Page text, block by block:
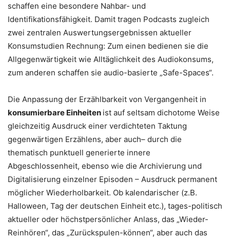
schaffen eine besondere Nahbar- und
Identifikationsfähigkeit. Damit tragen Podcasts zugleich
zwei zentralen Auswertungsergebnissen aktueller
Konsumstudien Rechnung: Zum einen bedienen sie die
Allgegenwärtigkeit wie Alltäglichkeit des Audiokonsums,
zum anderen schaffen sie audio-basierte „Safe-Spaces“.
Die Anpassung der Erzählbarkeit von Vergangenheit in
konsumierbare Einheiten ist auf seltsam dichotome Weise
gleichzeitig Ausdruck einer verdichteten Taktung
gegenwärtigen Erzählens, aber auch– durch die
thematisch punktuell generierte innere
Abgeschlossenheit, ebenso wie die Archivierung und
Digitalisierung einzelner Episoden – Ausdruck permanent
möglicher Wiederholbarkeit. Ob kalendarischer (z.B.
Halloween, Tag der deutschen Einheit etc.), tages-politisch
aktueller oder höchstpersönlicher Anlass, das „Wieder-
Reinhören“, das „Zurückspulen-können“, aber auch das